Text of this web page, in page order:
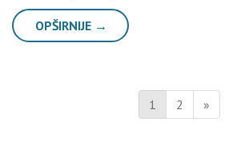
OPŠIRNIJE →
1 2 »